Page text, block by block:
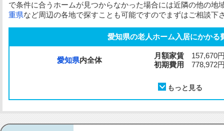
で条件に合うホームが見つからなかった場合には近隣の他の地
重県など周辺の各地で探すことも可能ですのでまずはご相談下
愛知県の老人ホーム入居にかかる
愛知県内全体
月額家賃 157,670
初期費用
778,972